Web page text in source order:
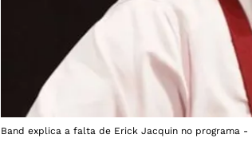
Band explica a falta de Erick Jacquin no programa -